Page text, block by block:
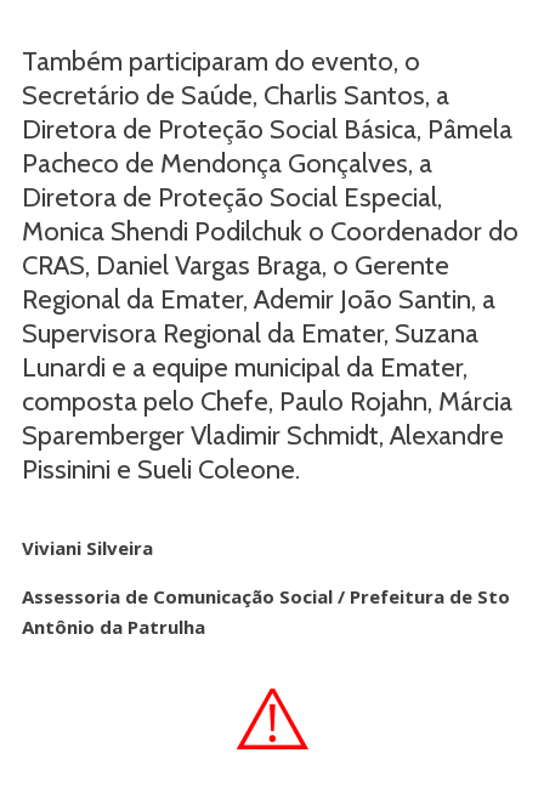
Também participaram do evento, o
Secretário de Saúde, Charlis Santos, a
Diretora de Proteção Social Básica, Pâmela
Pacheco de Mendonça Gonçalves, a
Diretora de Proteção Social Especial,
Monica Shendi Podilchuk o Coordenador do
CRAS, Daniel Vargas Braga, o Gerente
Regional da Emater, Ademir João Santin, a
Supervisora Regional da Emater, Suzana
Lunardi e a equipe municipal da Emater,
composta pelo Chefe, Paulo Rojahn, Márcia
Sparemberger Vladimir Schmidt, Alexandre
Pissinini e Sueli Coleone.
Viviani Silveira
Assessoria de Comunicação Social / Prefeitura de Sto
Antônio da Patrulha